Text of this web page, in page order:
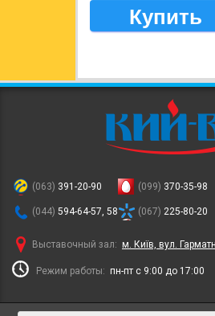
Купить
(063) 391-20-90
(044) 594-64-57, 58
(099) 370-35-98
(067) 225-80-20
Выставочный зал: м. Київ, вул.
Режим работы: пн-пт с 9:00 до 17:00